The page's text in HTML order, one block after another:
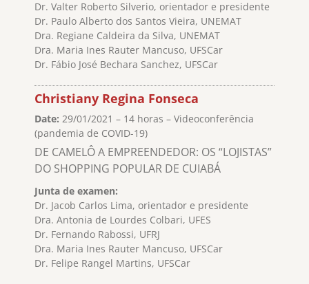
Dr. Valter Roberto Silverio, orientador e presidente
Dr. Paulo Alberto dos Santos Vieira, UNEMAT
Dra. Regiane Caldeira da Silva, UNEMAT
Dra. Maria Ines Rauter Mancuso, UFSCar
Dr. Fábio José Bechara Sanchez, UFSCar
Christiany Regina Fonseca
Date: 29/01/2021 – 14 horas – Videoconferência
(pandemia de COVID-19)
DE CAMELÔ A EMPREENDEDOR: OS “LOJISTAS”
DO SHOPPING POPULAR DE CUIABÁ
Junta de examen:
Dr. Jacob Carlos Lima, orientador e presidente
Dra. Antonia de Lourdes Colbari, UFES
Dr. Fernando Rabossi, UFRJ
Dra. Maria Ines Rauter Mancuso, UFSCar
Dr. Felipe Rangel Martins, UFSCar